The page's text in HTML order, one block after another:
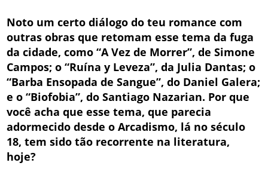
Noto um certo diálogo do teu romance com
outras obras que retomam esse tema da fuga
da cidade, como “A Vez de Morrer”, de Simone
Campos; o “Ruína y Leveza”, da Julia Dantas; o
“Barba Ensopada de Sangue”, do Daniel Galera;
e o “Biofobia”, do Santiago Nazarian. Por que
você acha que esse tema, que parecia
adormecido desde o Arcadismo, lá no século
18, tem sido tão recorrente na literatura,
hoje?